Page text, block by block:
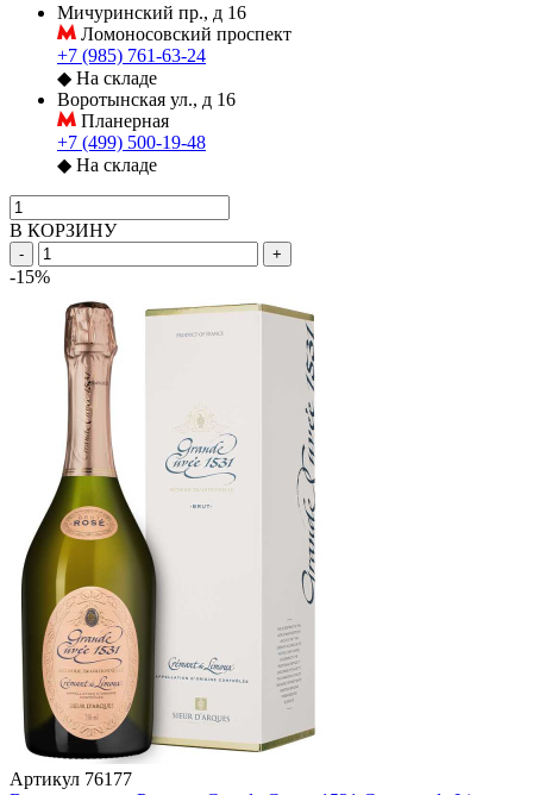
Мичуринский пр., д 16
Ломоносовский проспект
+7 (985) 761-63-24
◆ На складе
Воротынская ул., д 16
Планерная
+7 (499) 500-19-48
◆ На складе
В КОРЗИНУ
- +
-15%
Артикул 76177